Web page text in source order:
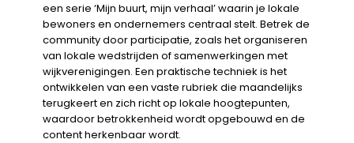
een serie ‘Mijn buurt, mijn verhaal’ waarin je lokale
bewoners en ondernemers centraal stelt. Betrek de
community door participatie, zoals het organiseren
van lokale wedstrijden of samenwerkingen met
wijkverenigingen. Een praktische techniek is het
ontwikkelen van een vaste rubriek die maandelijks
terugkeert en zich richt op lokale hoogtepunten,
waardoor betrokkenheid wordt opgebouwd en de
content herkenbaar wordt.